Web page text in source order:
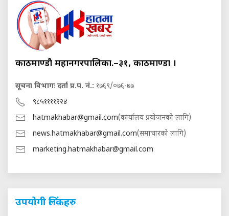
काठमाण्डौ महानगरपालिका.–३१, काठमाण्डौं ।
सूचना विभागः दर्ता प्र.प. नं.: १७६९/०७६-७७
९८५११११२२४
hatmakhabar@gmail.com(कार्यालय प्रयोजनको लागि)
news.hatmakhabar@gmail.com(समाचारको लागि)
marketing.hatmakhabar@gmail.com
उपयोगी लिंकहरु